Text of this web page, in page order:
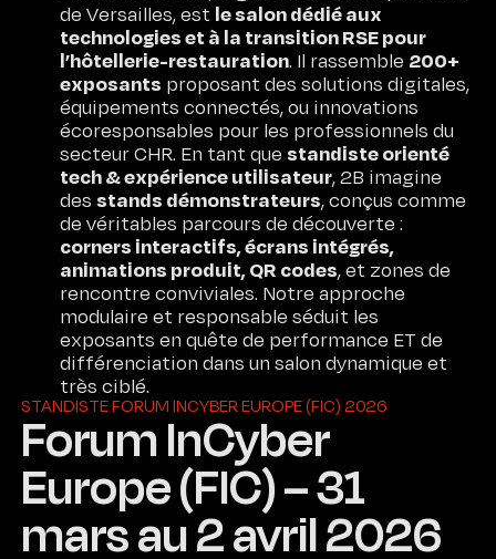
de Versailles, est le salon dédié aux
technologies et à la transition RSE pour
l’hôtellerie-restauration. Il rassemble 200+
exposants proposant des solutions digitales,
équipements connectés, ou innovations
écoresponsables pour les professionnels du
secteur CHR. En tant que standiste orienté
tech & expérience utilisateur, 2B imagine
des stands démonstrateurs, conçus comme
de véritables parcours de découverte :
corners interactifs, écrans intégrés,
animations produit, QR codes, et zones de
rencontre conviviales. Notre approche
modulaire et responsable séduit les
exposants en quête de performance ET de
différenciation dans un salon dynamique et
très ciblé.
Forum InCyber
Europe (FIC) – 31
mars au 2 avril 2026
STANDISTE FORUM INCYBER EUROPE (FIC) 2026